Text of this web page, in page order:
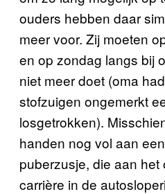
ouders hebben daar
meer voor. Zij moeten
en op zondag langs bij
niet meer doet (oma
stofzuigen ongemerkt
losgetrokken).
handen nog vol aan
puberzusje, die aan
carrière in de